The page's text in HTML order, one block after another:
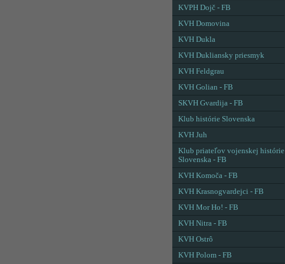
KVPH Dojč - FB
KVH Domovina
KVH Dukla
KVH Dukliansky priesmyk
KVH Feldgrau
KVH Golian - FB
SKVH Gvardija - FB
Klub histórie Slovenska
KVH Juh
Klub priateľov vojenskej histórie
Slovenska - FB
KVH Komoča - FB
KVH Krasnogvardejci - FB
KVH Mor Ho! - FB
KVH Nitra - FB
KVH Ostrô
KVH Polom - FB